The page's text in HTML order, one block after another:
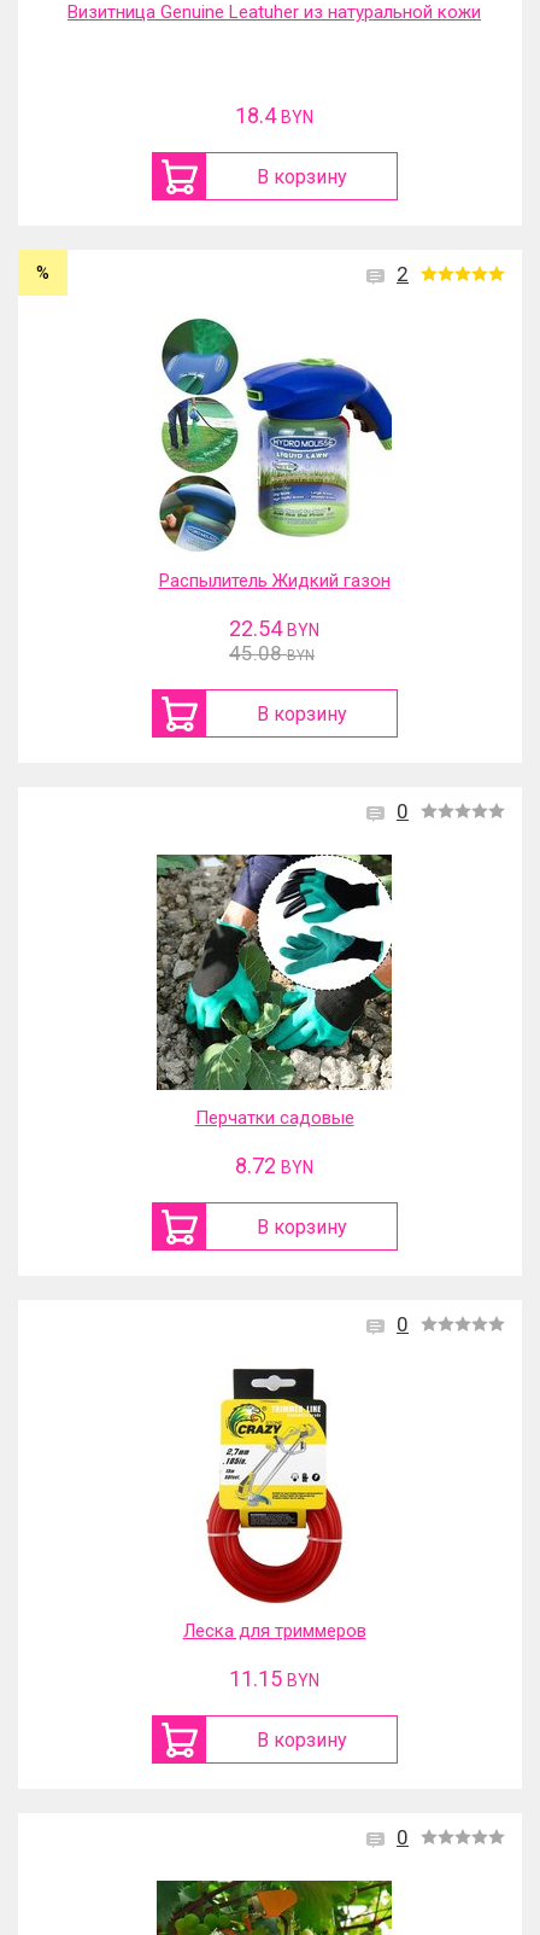
Визитница Genuine Leatuher из натуральной кожи
18.4 BYN
В корзину
2
%
Распылитель Жидкий газон
22.54 BYN
45.08 BYN
В корзину
0
Перчатки садовые
8.72 BYN
В корзину
0
Леска для триммеров
11.15 BYN
В корзину
0